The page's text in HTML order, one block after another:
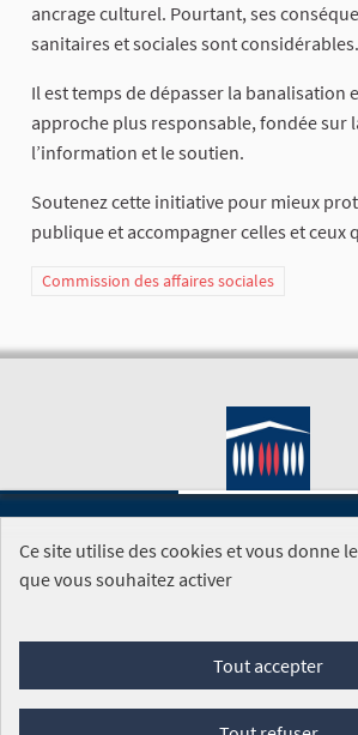
ancrage culturel. Pourtant, ses
sanitaires et sociales sont considérables.
Il est temps de dépasser la banalisation
approche plus responsable, fondée sur
l’information et le soutien.
Soutenez cette initiative pour mieux
publique et accompagner celles et ceux
Commission des affaires sociales
SITE DE L'ASSEMBLÉE
Foire aux questions
Conditions générales d'utilisation (CGU)
Mentions légales
Ce site utilise des cookies et vous donne
que vous souhaitez activer
Tout accepter